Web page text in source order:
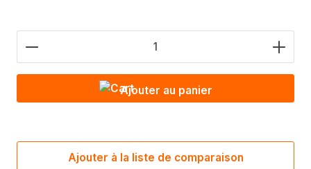
Nombre de produits : saisis la valeur souhaitée
Ajouter au panier
Ajouter à la liste de comparaison